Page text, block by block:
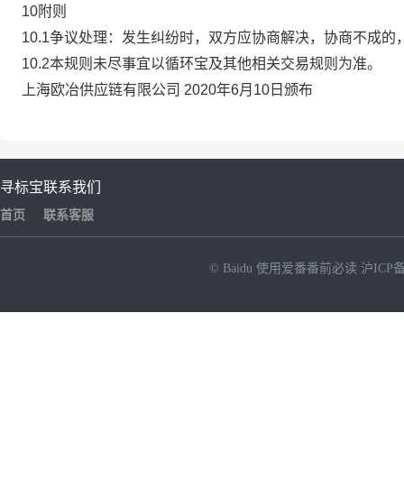
10附则
10.1争议处理：发生纠纷时，双方应协商解决，协商不成
10.2本规则未尽事宜以循环宝及其他相关交易规则为准。
上海欧冶供应链有限公司 2020年6月10日颁布
寻标宝
首页
联系我们
联系客服
© Baidu 使用爱番番前必读 沪ICP